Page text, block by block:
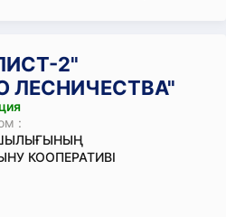
2"
ЛЕСНИЧЕСТВА"
:
КООПЕРАТИВІ